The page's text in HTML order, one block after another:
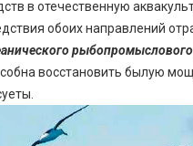
в отечественную
обоих направлений
восстановить былую